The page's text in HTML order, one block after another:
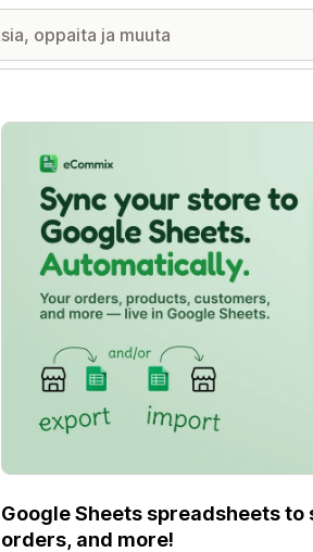
Esittelykuvagalleria
Google Sheets spreadsheets
orders, and more!